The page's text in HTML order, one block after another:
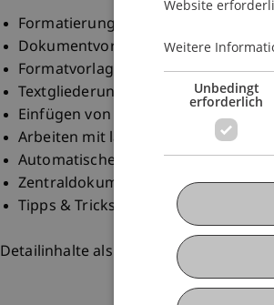
Formatierung
Dokumentvorlagen
Formatvorlagen
Textgliederung
Einfügen von Objekten
Arbeiten mit langen Dokumenten
Automatische Erstellung:
Zentraldokumente
Tipps & Tricks
Detailinhalte als pdf-Datei zum
Website
Weitere
Unbedingt
erforderlich